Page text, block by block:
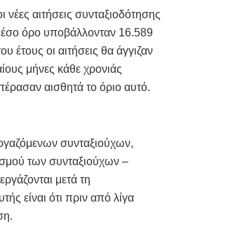
νέες αιτήσεις συνταξιοδότησης
όρο υποβάλλονταν 16.589
έτους οι αιτήσεις θα άγγιζαν
μήνες κάθε χρονιάς
αισθητά το όριο αυτό.
συνταξιούχων,
των συνταξιούχων –
μετά τη
είναι ότι πριν από λίγα